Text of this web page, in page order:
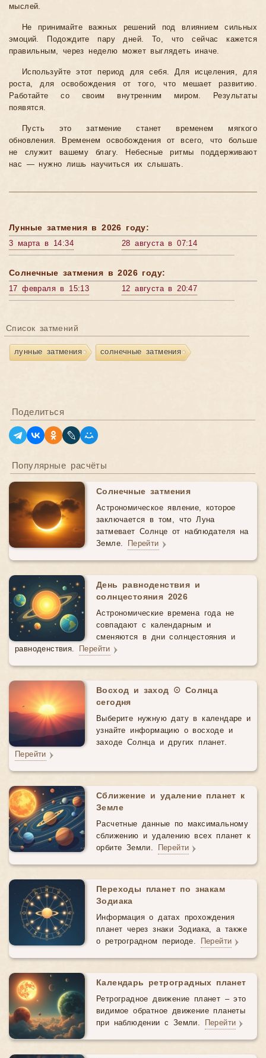
мыслей.
Не принимайте важных решений под влиянием сильных
эмоций. Подождите пару дней. То, что сейчас кажется
правильным, через неделю может выглядеть иначе.
Используйте этот период для себя. Для исцеления, для
роста, для освобождения от того, что мешает развитию.
Работайте со своим внутренним миром. Результаты
появятся.
Пусть это затмение станет временем мягкого
обновления. Временем освобождения от всего, что больше
не служит вашему благу. Небесные ритмы поддерживают
нас — нужно лишь научиться их слышать.
Лунные затмения в 2026 году:
3 марта в 14:34 28 августа в 07:14
Солнечные затмения в 2026 году:
17 февраля в 15:13 12 августа в 20:47
Список затмений
лунные затмения солнечные затмения
Поделиться
Популярные расчёты
Солнечные затмения
Астрономическое явление, которое
заключается в том, что Луна
затмевает Солнце от наблюдателя на
Земле. Перейти
День равноденствия и
солнцестояния 2026
Астрономические времена года не
совпадают с календарным и
сменяются в дни солнцестояния и
равноденствия. Перейти
Восход и заход ☉ Солнца
сегодня
Выберите нужную дату в календаре и
узнайте информацию о восходе и
заходе Солнца и других планет.
Перейти
Сближение и удаление планет к
Земле
Расчетные данные по максимальному
сближению и удалению всех планет к
орбите Земли. Перейти
Переходы планет по знакам
Зодиака
Информация о датах прохождения
планет через знаки Зодиака, а также
о ретроградном периоде. Перейти
Календарь ретроградных планет
Ретроградное движение планет – это
видимое обратное движение планеты
при наблюдении с Земли. Перейти